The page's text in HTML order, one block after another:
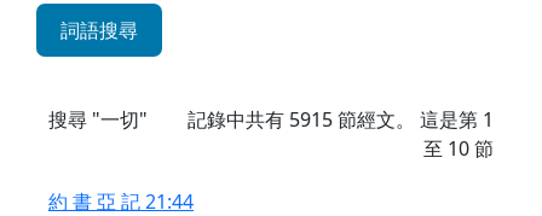
詞語搜尋
搜尋 "一切" 記錄中共有 5915節經文。 這是第 1
至 10 節
約 書 亞 記 21:44